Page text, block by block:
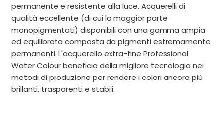
permanente e resistente alla luce. Acquerelli di
qualità eccellente (di cui la maggior parte
monopigmentati) disponibili con una gamma ampia
ed equilibrata composta da pigmenti estremamente
permanenti. L'acquerello extra-fine Professional
Water Colour beneficia della migliore tecnologia nei
metodi di produzione per rendere i colori ancora più
brillanti, trasparenti e stabili.